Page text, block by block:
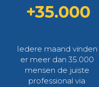
+35.000
Iedere maand vinden
er meer dan 35.000
mensen de juiste
professional via